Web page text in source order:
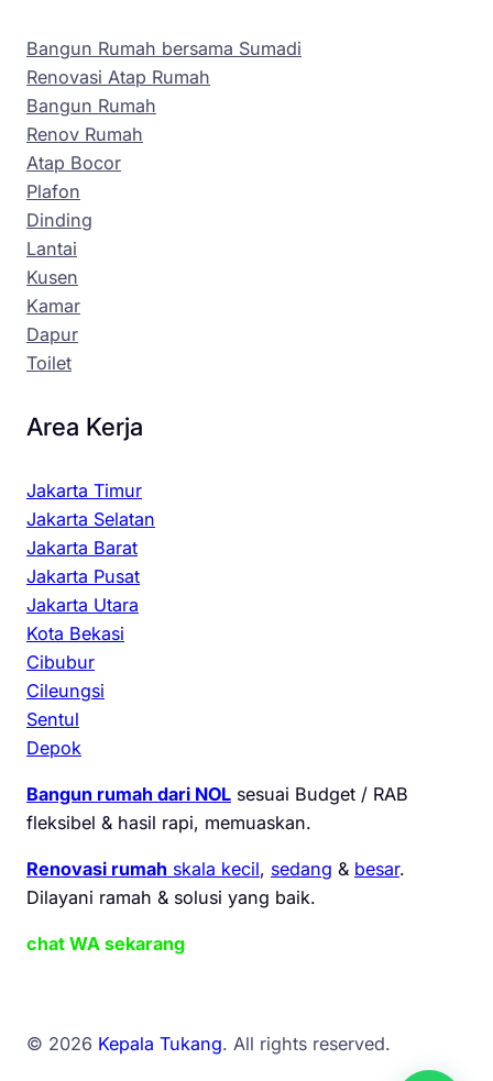
Bangun Rumah bersama Sumadi
Renovasi Atap Rumah
Bangun Rumah
Renov Rumah
Atap Bocor
Plafon
Dinding
Lantai
Kusen
Kamar
Dapur
Toilet
Area Kerja
Jakarta Timur
Jakarta Selatan
Jakarta Barat
Jakarta Pusat
Jakarta Utara
Kota Bekasi
Cibubur
Cileungsi
Sentul
Depok
Bangun rumah dari NOL sesuai Budget / RAB
fleksibel & hasil rapi, memuaskan.
Renovasi rumah skala kecil, sedang & besar.
Dilayani ramah & solusi yang baik.
chat WA sekarang
© 2026 Kepala Tukang. All rights reserved.